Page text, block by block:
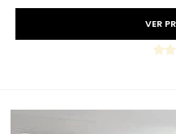
VER